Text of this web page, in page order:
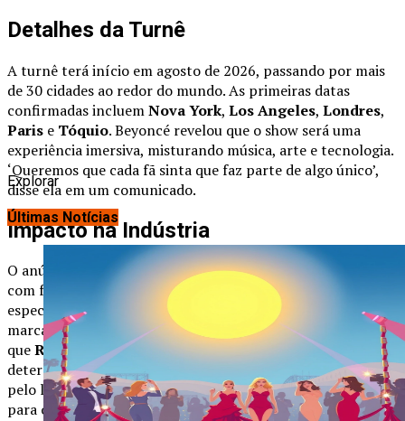
Detalhes da Turnê
A turnê terá início em agosto de 2026, passando por mais
de 30 cidades ao redor do mundo. As primeiras datas
confirmadas incluemNova York, Los Angeles, Londres,
Paris e Tóquio. Beyoncé revelou que o show será uma
experiência imersiva, misturando música, arte e tecnologia.
‘Queremos que cada fã sinta que faz parte de algo único’,
disse ela em um comunicado.
Impacto na Indústria
O anúncio já gerou grande repercussão nas redes sociais,
com fãs especulando sobre possíveis participações
especiais.Blue Ivy Carter
, filha do casal, também deve
marcar presença em alguns shows. Além disso, especula-se
queRihanna eA$AP Rockypodem ser convidados em
determinadas datas. A notícia chega em meio à expectativa
pelo lançamento do próximo álbum de Beyoncé, previsto
para o final do ano.
Explorar
Últimas Notícias